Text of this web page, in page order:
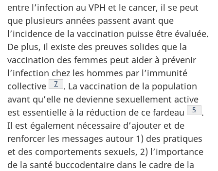
entre l’infection au VPH et le cancer, il se peut
que plusieurs années passent avant que
l’incidence de la vaccination puisse être évaluée.
De plus, il existe des preuves solides que la
vaccination des femmes peut aider à prévenir
l’infection chez les hommes par l’immunité
collective
Note de bas de page
7 . La vaccination de la population
avant qu’elle ne devienne sexuellement active
est essentielle à la réduction de ce fardeau Note
5
.
Il est également nécessaire d’ajouter et de
renforcer les messages autour 1) des pratiques
et des comportements sexuels, 2) l’importance
de la santé buccodentaire dans le cadre de la